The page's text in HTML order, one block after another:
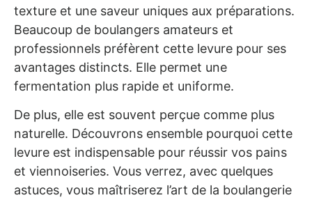
texture et une saveur uniques aux préparations.
Beaucoup de boulangers amateurs et
professionnels préfèrent cette levure pour ses
avantages distincts. Elle permet une
fermentation plus rapide et uniforme.
De plus, elle est souvent perçue comme plus
naturelle. Découvrons ensemble pourquoi cette
levure est indispensable pour réussir vos pains
et viennoiseries. Vous verrez, avec quelques
astuces, vous maîtriserez l’art de la boulangerie